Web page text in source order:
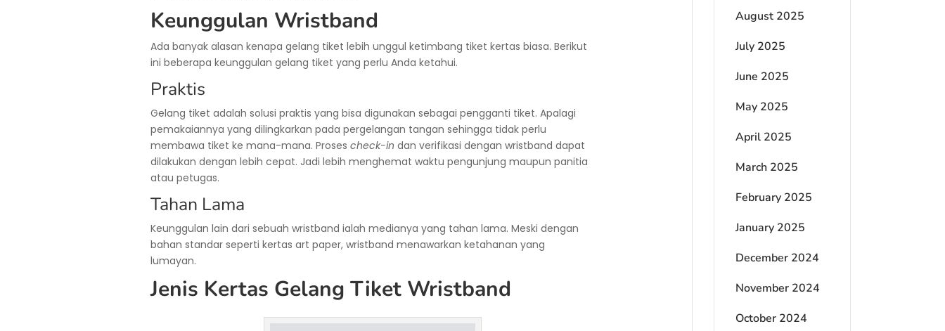
Keunggulan Wristband
Ada banyak alasan kenapa gelang tiket lebih unggul ketimbang tiket kertas biasa. Berikut
ini beberapa keunggulan gelang tiket yang perlu Anda ketahui.
Praktis
Gelang tiket adalah solusi praktis yang bisa digunakan sebagai pengganti tiket. Apalagi
pemakaiannya yang dilingkarkan pada pergelangan tangan sehingga tidak perlu
membawa tiket ke mana-mana. Proses check-in dan verifikasi dengan wristband dapat
dilakukan dengan lebih cepat. Jadi lebih menghemat waktu pengunjung maupun panitia
atau petugas.
Tahan Lama
Keunggulan lain dari sebuah wristband ialah medianya yang tahan lama. Meski dengan
bahan standar seperti kertas art paper, wristband menawarkan ketahanan yang
lumayan.
Jenis Kertas Gelang Tiket Wristband
August 2025
July 2025
June 2025
May 2025
April 2025
March 2025
February 2025
January 2025
December 2024
November 2024
October 2024